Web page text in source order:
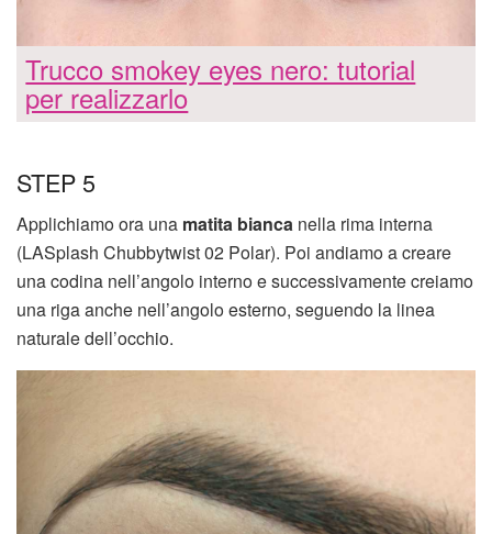
Trucco smokey eyes nero: tutorial
per realizzarlo
STEP 5
Applichiamo ora una matita bianca nella rima interna
(LASplash Chubbytwist 02 Polar). Poi andiamo a creare
una codina nell’angolo interno e successivamente creiamo
una riga anche nell’angolo esterno, seguendo la linea
naturale dell’occhio.